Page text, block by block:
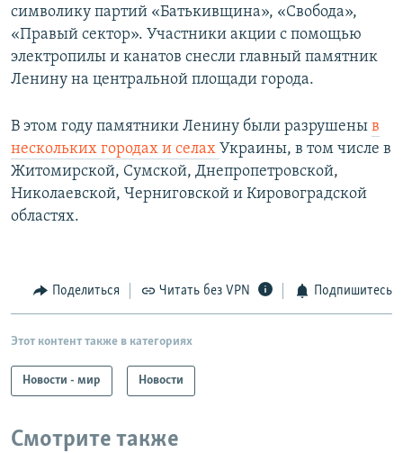
символику партий «Батькивщина», «Свобода»,
«Правый сектор». Участники акции с помощью
электропилы и канатов снесли главный памятник
Ленину на центральной площади города.
В этом году памятники Ленину были разрушены в
нескольких городах и селах Украины, в том числе в
Житомирской, Сумской, Днепропетровской,
Николаевской, Черниговской и Кировоградской
областях.
Поделиться Читать без VPN Подпишитесь
Этот контент также в категориях
Новости - мир Новости
Смотрите также